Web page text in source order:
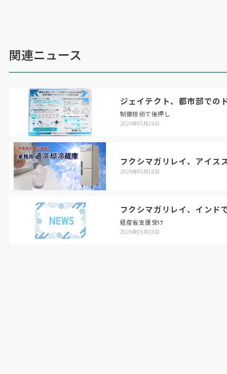
関連ニュース
ジェイテクト、都市部での
制御技術で後押し
2026年05月19日
フクシマガリレイ、アイス
2026年05月18日
フクシマガリレイ、インド
経産省支援受け
2026年05月18日